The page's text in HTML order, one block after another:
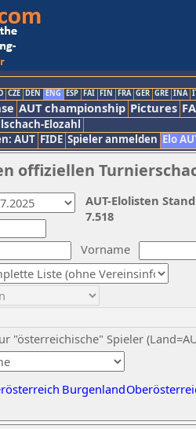
CZE DEN ENG ESP FAI FIN FRA GER GRE INA
AUT championship Pictures
Elozahl
AUT FIDE Spieler anmelden Elo
offiziellen
Vorname
"österreichische" Spieler
Burgenland
AUT-Elolisten
7.518